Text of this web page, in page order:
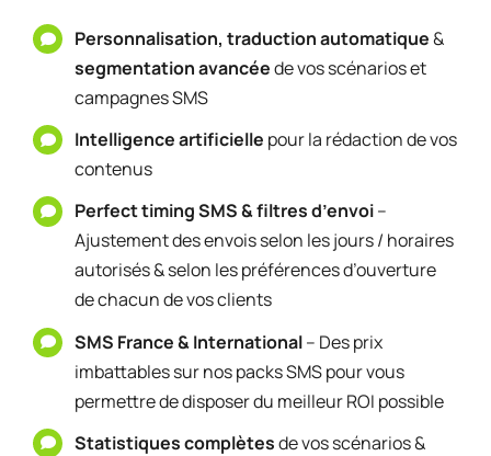
Personnalisation, traduction automatique&
segmentation avancéede vos scénarios et
campagnes SMS
Intelligence artificielle pour la rédaction de vos
contenus
Perfect timing SMS & filtres d’envoi–
Ajustement des envois selon les jours / horaires
autorisés & selon les préférences d’ouverture
de chacun de vos clients
SMS France & International– Des prix
imbattables sur nos packs SMS pour vous
permettre de disposer du meilleur ROI possible
Statistiques complètesde vos scénarios &